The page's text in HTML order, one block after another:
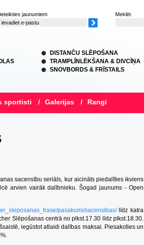
jaunumiem Meklēt
DISTANČU SLĒPOŠANA
TRAMPLĪNLĒKŠANA & DIVCĪŅA
SNOVBORDS & FRĪSTAILS
sportisti / Galerijas / Rangi
sacensību seriāls, kur aicināts piedalīties ikviens
arvien vairāk dalībnieku. Šogad jaunums - Open
pasakumi/sacensibas/līdz katra
Slēpošanas centrā no plkst.17.30 līdz plkst.18.30.
iegūstot atlaidi dalības maksai. Piesakoties un